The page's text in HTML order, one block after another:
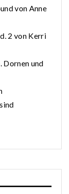
von Anne
2 von Kerri
Dornen und